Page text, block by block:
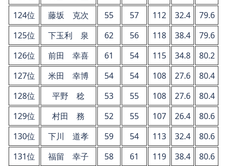
124位
藤坂 克次 55 57 112 32.4
79.6
125位
下玉利 泉 62 56 118 38.4
79.6
126位
前田 幸喜 61 54 115 34.8
80.2
127位
米田 幸博 54 54 108 27.6
80.4
128位
平野 稔 53 55 108 27.6
80.4
129位
村田 務 52 55 107 26.4
80.6
130位
下川 道孝 59 54 113 32.4
80.6
131位
福留 幸子 58 61 119 38.4 80.6